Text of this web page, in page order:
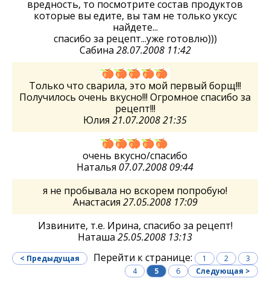
вредность, то посмотрите состав продуктов
которые вы едите, вы там не только уксус
найдете...
спасибо за рецепт...уже готовлю)))
Сабина 28.07.2008 11:42
Только что сварила, это мой первый борщ!!!
Получилось очень вкусно!!! Огромное спасибо за
рецепт!!!
Юлия 21.07.2008 21:35
очень вкусно/спасибо
Наталья 07.07.2008 09:44
я не пробывала но вскорем попробую!
Анастасия 27.05.2008 17:09
Извините, т.е. Ирина, спасибо за рецепт!
Наташа 25.05.2008 13:13
Перейти к странице:
< Предыдущая 1 2
3
4
5 6 Следующая >